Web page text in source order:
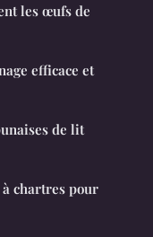
les œufs de
efficace et
de lit
chartres pour